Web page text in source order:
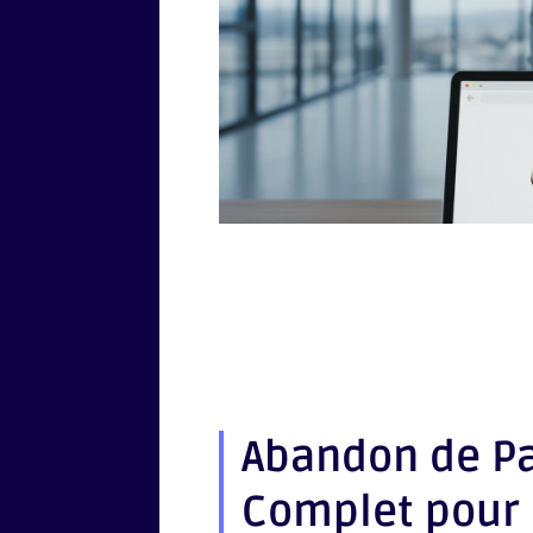
Abandon de
Complet pour